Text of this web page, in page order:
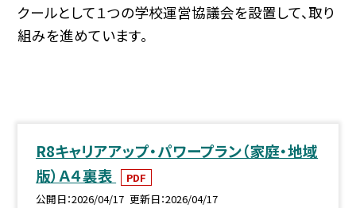
クールとして１つの学校運営協議会を設置して、取り
組みを進めています。
R8キャリアアップ・パワープラン（家庭・地域
版）Ａ４裏表
PDF
公開日 2026/04/17 更新日 2026/04/17